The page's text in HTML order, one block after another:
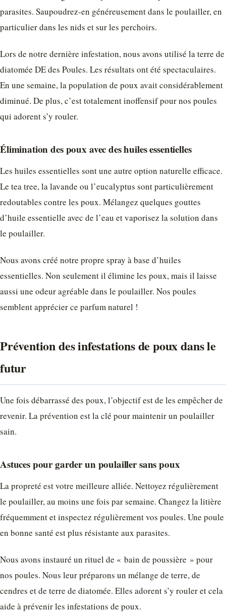
parasites. Saupoudrez-en généreusement dans le poulailler, en
particulier dans les nids et sur les perchoirs.
Lors de notre dernière infestation, nous avons utilisé la terre de
diatomée DE des Poules. Les résultats ont été spectaculaires.
En une semaine, la population de poux avait considérablement
diminué. De plus, c’est totalement inoffensif pour nos poules
qui adorent s’y rouler.
Élimination des poux avec des huiles essentielles
Les huiles essentielles sont une autre option naturelle efficace.
Le tea tree, la lavande ou l’eucalyptus sont particulièrement
redoutables contre les poux. Mélangez quelques gouttes
d’huile essentielle avec de l’eau et vaporisez la solution dans
le poulailler.
Nous avons créé notre propre spray à base d’huiles
essentielles. Non seulement il élimine les poux, mais il laisse
aussi une odeur agréable dans le poulailler. Nos poules
semblent apprécier ce parfum naturel !
Prévention des infestations de poux dans le
futur
Une fois débarrassé des poux, l’objectif est de les empêcher de
revenir. La prévention est la clé pour maintenir un poulailler
sain.
Astuces pour garder un poulailler sans poux
La propreté est votre meilleure alliée. Nettoyez régulièrement
le poulailler, au moins une fois par semaine. Changez la litière
fréquemment et inspectez régulièrement vos poules. Une poule
en bonne santé est plus résistante aux parasites.
Nous avons instauré un rituel de « bain de poussière » pour
nos poules. Nous leur préparons un mélange de terre, de
cendres et de terre de diatomée. Elles adorent s’y rouler et cela
aide à prévenir les infestations de poux.